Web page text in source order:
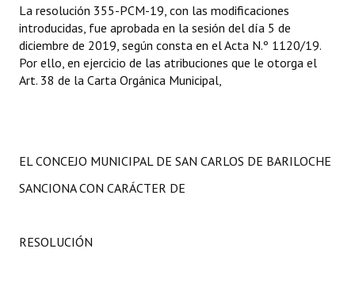
La resolución 355-PCM-19, con las modificaciones
introducidas, fue aprobada en la sesión del día 5 de
diciembre de 2019, según consta en el Acta N.º 1120/19.
Por ello, en ejercicio de las atribuciones que le otorga el
Art. 38 de la Carta Orgánica Municipal,
EL CONCEJO MUNICIPAL DE SAN CARLOS DE BARILOCHE
SANCIONA CON CARÁCTER DE
RESOLUCIÓN